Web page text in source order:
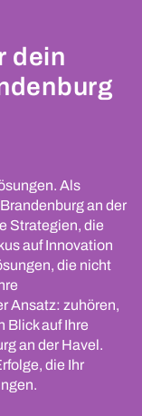
dein
Als
an der
Strategien, die
auf Innovation
die nicht
Ansatz: zuhören,
Blick auf Ihre
an der Havel.
die Ihr